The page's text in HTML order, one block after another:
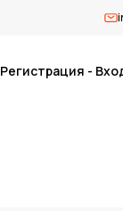
Регистрация -